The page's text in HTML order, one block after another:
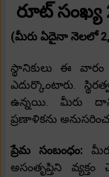
రూట్ సంఖ్య
(మీరు ఏదైనా నెలలో 2,
స్థానికులు ఈ వారం
ఎదుర్కొంటారు.
ఉన్నయి. మీరు
ప్రణాళికను
ప్రేమ సంబంధం:
అసంతృప్తిని